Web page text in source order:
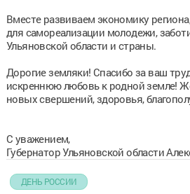
Вместе развиваем экономику
для самореализации молодежи,
Ульяновской области и страны.
Дорогие земляки! Спасибо за ваш
искреннюю любовь к родной земле!
новых свершений, здоровья,
С уважением,
Губернатор Ульяновской области
ДЕНЬ РОССИИ